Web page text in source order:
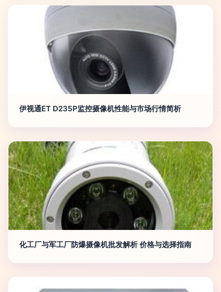
伊视通ET D235P监控摄像机性能与市场行情简析
化工厂与军工厂防爆摄像机批发解析 价格与选择指南